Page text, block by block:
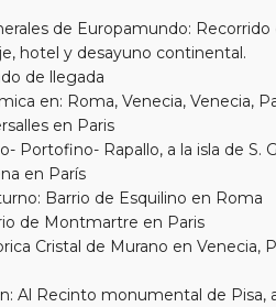
de Europamundo:
hotel y desayuno continental.
de llegada
en: Roma, Venecia, Venecia,
en Paris
Portofino- Rapallo, a la isla de
en París
Barrio de Esquilino en Roma
de Montmartre en Paris
Cristal de Murano en Venecia,
Al Recinto monumental de Pisa,